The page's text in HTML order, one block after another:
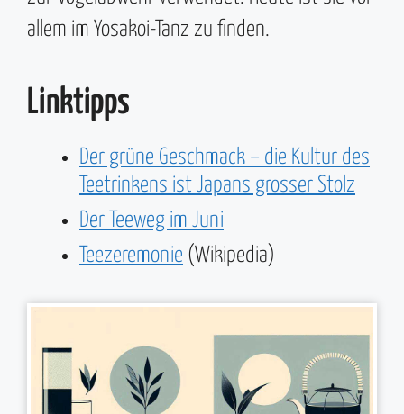
allem im Yosakoi-Tanz zu finden.
Linktipps
Der grüne Geschmack – die Kultur des
Teetrinkens ist Japans grosser Stolz
Der Teeweg im Juni
Teezeremonie (Wikipedia)